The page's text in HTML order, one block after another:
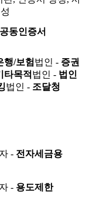
동인증서
행/보험 법인 - 증권
타목적 법인 - 법인
법인 - 조달청
- 전자세금용
- 용도제한